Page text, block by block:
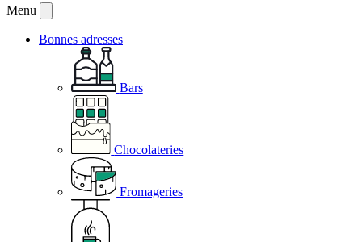
Menu
Bonnes adresses
Bars
Chocolateries
Fromageries